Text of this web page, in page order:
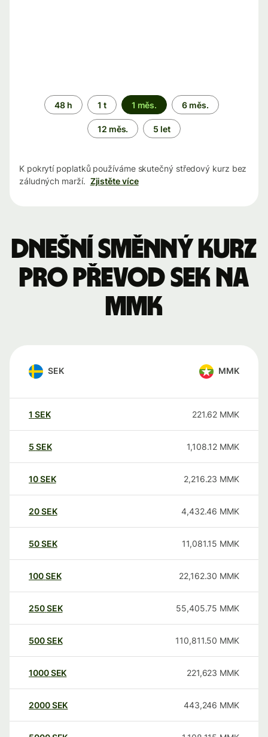
Časové
období
48 h 1 t 1 měs. 6 měs.
12 měs. 5 let
K pokrytí poplatků používáme skutečný středový kurz bez
záludných marží. Zjistěte více
Dnešní směnný kurz
pro převod SEK na
MMK
SEK MMK
1 SEK 221.62 MMK
5 SEK 1,108.12 MMK
10SEK 2,216.23 MMK
20SEK 4,432.46 MMK
50SEK 11,081.15 MMK
100SEK 22,162.30 MMK
250SEK 55,405.75 MMK
500SEK 110,811.50 MMK
1000SEK 221,623 MMK
2000SEK 443,246 MMK